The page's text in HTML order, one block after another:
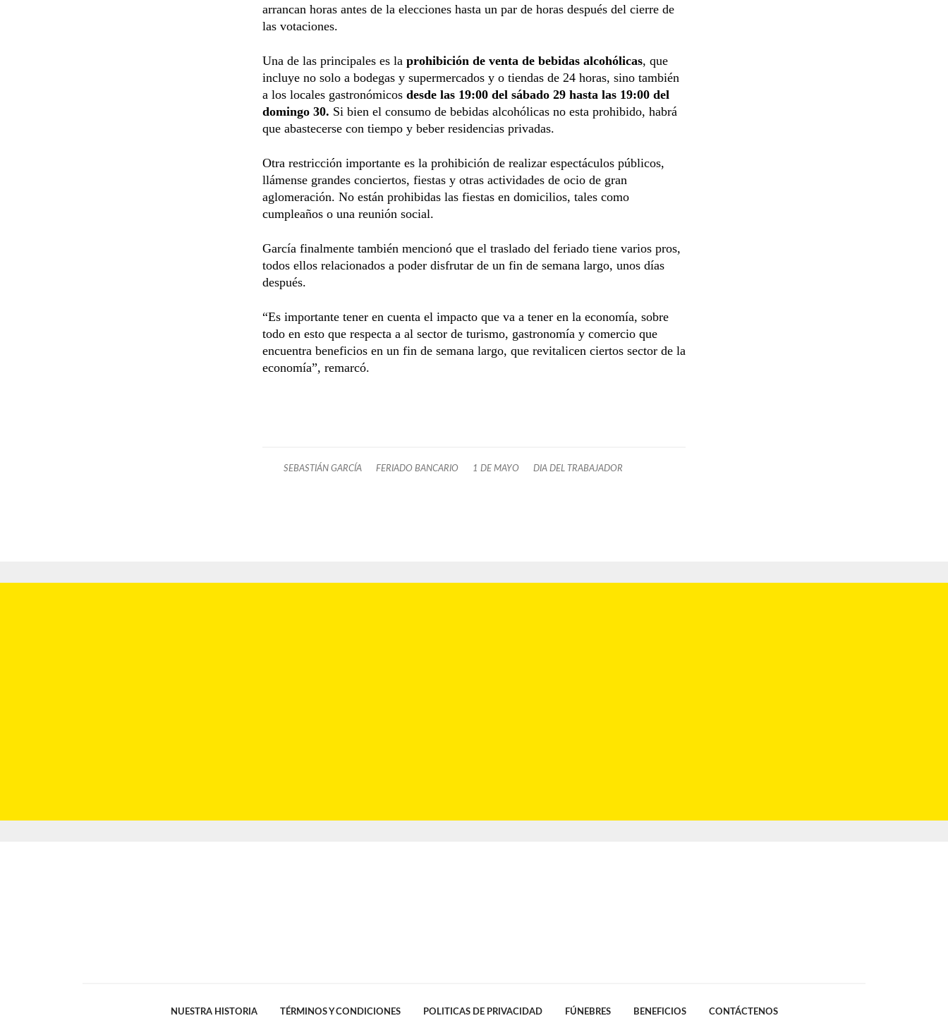
arrancan horas antes de la elecciones hasta un par de horas después del cierre de
las votaciones.
Una de las principales es la prohibición de venta de bebidas alcohólicas, que
incluye no solo a bodegas y supermercados y o tiendas de 24 horas, sino también
a los locales gastronómicos desde las 19:00 del sábado 29 hasta las 19:00 del
domingo 30. Si bien el consumo de bebidas alcohólicas no esta prohibido, habrá
que abastecerse con tiempo y beber residencias privadas.
Otra restricción importante es la prohibición de realizar espectáculos públicos,
llámense grandes conciertos, fiestas y otras actividades de ocio de gran
aglomeración. No están prohibidas las fiestas en domicilios, tales como
cumpleaños o una reunión social.
García finalmente también mencionó que el traslado del feriado tiene varios pros,
todos ellos relacionados a poder disfrutar de un fin de semana largo, unos días
después.
“Es importante tener en cuenta el impacto que va a tener en la economía, sobre
todo en esto que respecta a al sector de turismo, gastronomía y comercio que
encuentra beneficios en un fin de semana largo, que revitalicen ciertos sector de la
economía”, remarcó.
SEBASTIÁN GARCÍA FERIADO BANCARIO 1 DE MAYO DIA DEL TRABAJADOR
NUESTRA HISTORIA TÉRMINOS Y CONDICIONES POLITICAS DE PRIVACIDAD FÚNEBRES BENEFICIOS CONTÁCTENOS